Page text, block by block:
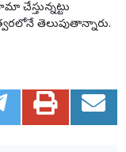
తెలుపుతాన్నారు.